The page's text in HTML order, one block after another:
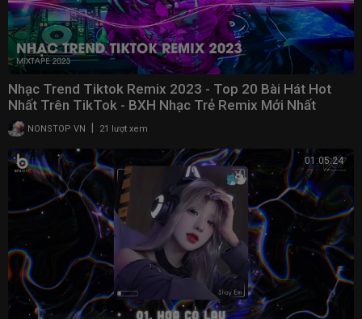
Nhạc Trend Tiktok Remix 2023 - Top 20 Bài Hát Hot
Nhất Trên TikTok - BXH Nhạc Trẻ Remix Mới Nhất
NONSTOP VN | 21 lượt xem
01:05:24